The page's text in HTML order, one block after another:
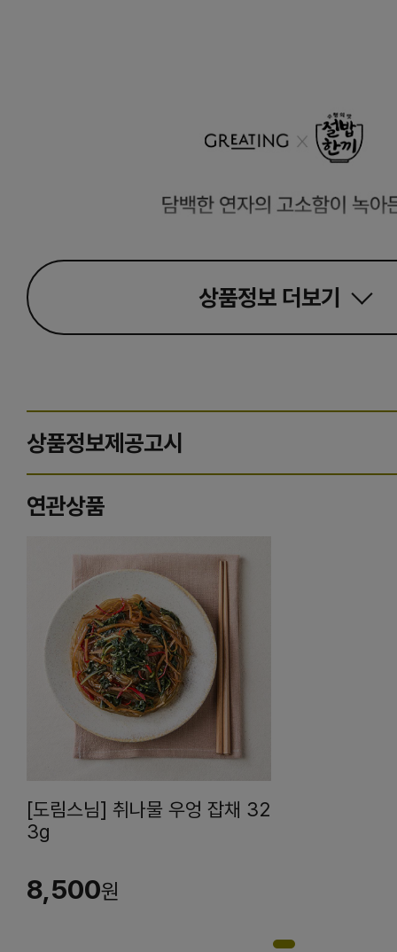
상품정보 더보기
상품정보제공고시
연관상품
[도림스님] 취나물 우엉 잡채 32
3g
8,500원